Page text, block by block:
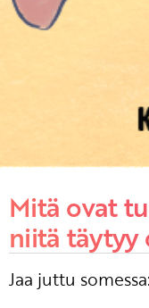
Mitä ovat
niitä täytyy
Jaa juttu somessa: